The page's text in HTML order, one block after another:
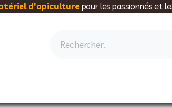
d'apiculturepour les passionnés et